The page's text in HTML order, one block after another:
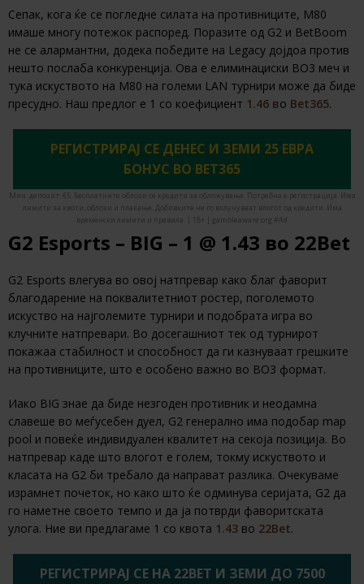
Сепак, кога ќе се погледне силата на противниците, M80
имаше многу потежок распоред. Поразите од G2 и BetBoom
не се алармантни, додека победите на Legacy дојдоа против
нешто послаба конкуренција. Ова е елиминациски BO3 меч и
тука искуството на M80 на големи LAN турнири може да биде
пресудно. Наш предлог е 1 со коефициент 1.46 во Bet365.
РЕГИСТРИРАЈ СЕ ДЕНЕС И ЗЕМИ 25 ЕВРА
БОНУС ВО BET365
Мин. депозит: €5. Бесплатните облози се кредити за обложување. Потребна е регистрација. Има
лимити за квоти, облози и плаќање. Добивките не го вклучуваат влогот од кредити. Има
временски лимити и правила. | 18+ | gambleaware.org #Ad
G2 Esports – BIG – 1 @ 1.43 во 22Bet
G2 Esports влегува во овој натпревар како благ фаворит
благодарение на поквалитетниот ростер, поголемото
искуство на најголемите турнири и подобрата игра во
клучните натпревари. Во досегашниот тек од турнирот
покажаа стабилност и способност да ги казнуваат грешките
на противниците, што е особено важно во BO3 формат.
Иако BIG знае да биде незгоден противник и неодамна
славеше во меѓусебен дуел, G2 генерално има подобар map
pool и повеќе индивидуален квалитет на секоја позиција. Во
натпревар каде што влогот е голем, токму искуството и
класата на G2 би требало да направат разлика. Очекуваме
израмнет почеток, но како што ќе одминува серијата, G2 да
го наметне своето темпо и да ја потврди фаворитската
улога. Ние ви предлагаме 1 со квота 1.43 во 22Bet.
РЕГИСТРИРАЈ СЕ НА 22BET И ЗЕМИ ДО 7500